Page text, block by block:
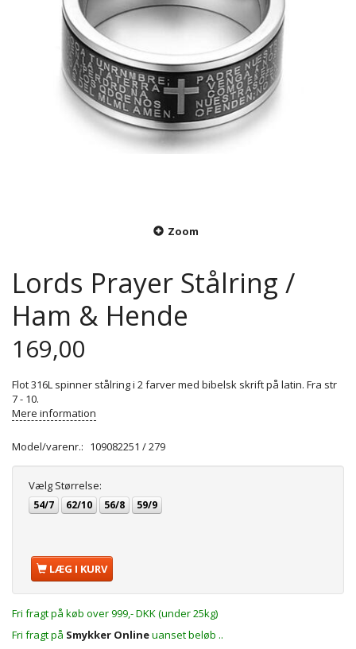
Zoom
Lords Prayer Stålring /
Ham & Hende
169,00
Flot 316L spinner stålring i 2 farver med bibelsk skrift på latin. Fra str
7 - 10.
Mere information
Model/varenr.: 109082251 / 279
Vælg Størrelse:
54/7 62/10 56/8 59/9
LÆG I KURV
Fri fragt på køb over 999,- DKK (under 25kg)
Fri fragt på Smykker Onlineuanset beløb ..